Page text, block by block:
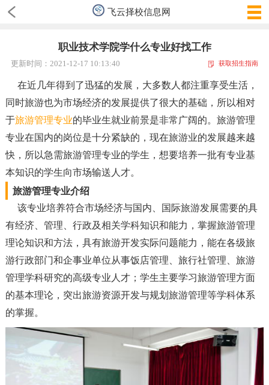
飞云择校信息网
职业技术学院学什么专业好找工作
更新时间：2021-12-17 10:13:40 获取招生指南
在近几年得到了迅猛的发展，大多数人都注重享受生活，
同时旅游也为市场经济的发展提供了很大的基础，所以相对
于旅游管理专业的毕业生就业前景是非常广阔的。旅游管理
专业在国内的岗位是十分紧缺的，现在旅游业的发展越来越
快，所以急需旅游管理专业的学生，想要培养一批有专业基
本知识的学生向市场输送人才。
旅游管理专业介绍
该专业培养符合市场经济与国内、国际旅游发展需要的具
有经济、管理、行政及相关学科知识和能力，掌握旅游管理
理论知识和方法，具有旅游开发实际问题能力，能在各级旅
游行政部门和企事业单位从事饭店管理、旅行社管理、旅游
管理学科研究的高级专业人才；学生主要学习旅游管理方面
的基本理论，突出旅游资源开发与规划旅游管理等学科体系
的掌握。